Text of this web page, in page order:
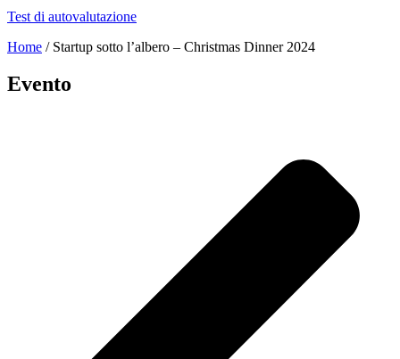
Test di autovalutazione
Home / Startup sotto l’albero – Christmas Dinner 2024
Evento